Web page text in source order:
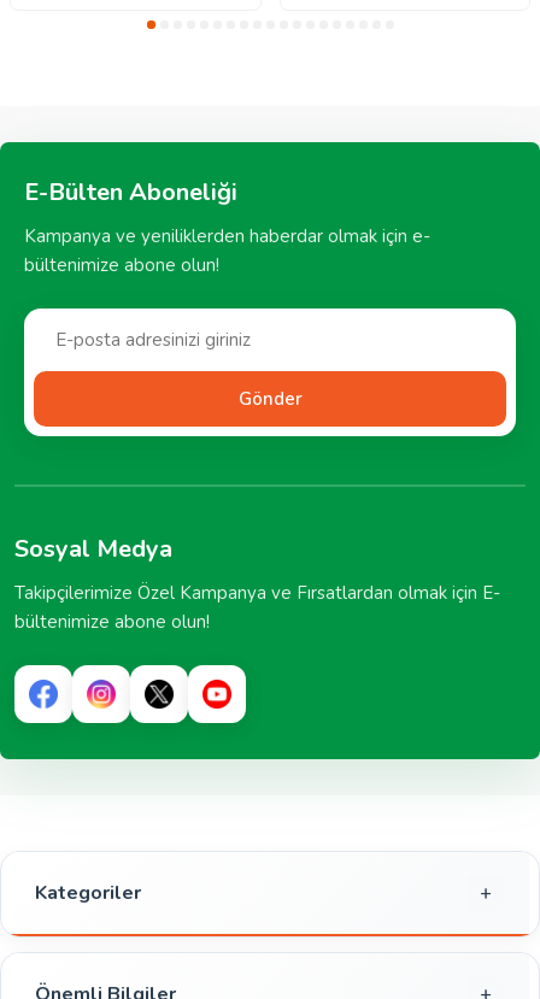
E-Bülten Aboneliği
Kampanya ve yeniliklerden haberdar olmak için e-
bültenimize abone olun!
Gönder
Sosyal Medya
Takipçilerimize Özel Kampanya ve Fırsatlardan olmak için E-
bültenimize abone olun!
Kategoriler
Gıda
Kahvaltılık